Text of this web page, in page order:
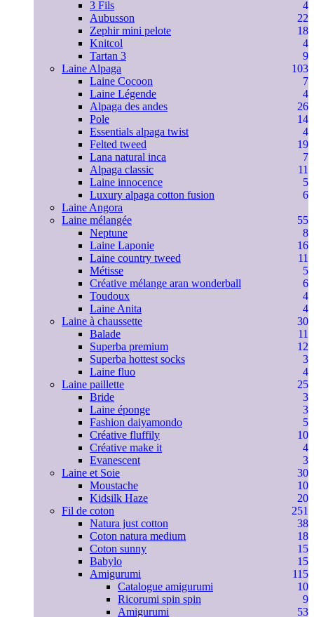
3 Fils
4
Aubusson
22
Zephir mini pelote
18
Knitcol
4
Tartan 3
9
Laine Alpaga
103
Laine Cocoon
7
Laine Légende
4
Alpaga des andes
26
Pole
14
Essentials alpaga twist
4
Felted tweed
19
Lana natural inca
7
Alpaga classic
11
Laine innocence
5
Luxury alpaga cotton fusion
6
Laine Angora
Laine mélangée
55
Neptune
8
Laine Laponie
16
Laine country tweed
11
Métisse
5
Créative mélange aran wonderball
6
Toudoux
4
Laine Anita
4
Laine à chaussette
30
Balade
11
Superba premium
12
Superba hottest socks
3
Laine fluo
4
Laine paillette
25
Bride
3
Laine éponge
3
Fashion daiyamondo
5
Créative fluffily
10
Créative make it
4
Evanescent
3
Laine et Soie
30
Moustache
10
Kidsilk Haze
20
Fil de coton
251
Natura just cotton
38
Coton natura medium
18
Coton sunny
15
Babylo
15
Amigurumi
115
Catalogue amigurumi
10
Ricorumi spin spin
9
Amigurumi
53